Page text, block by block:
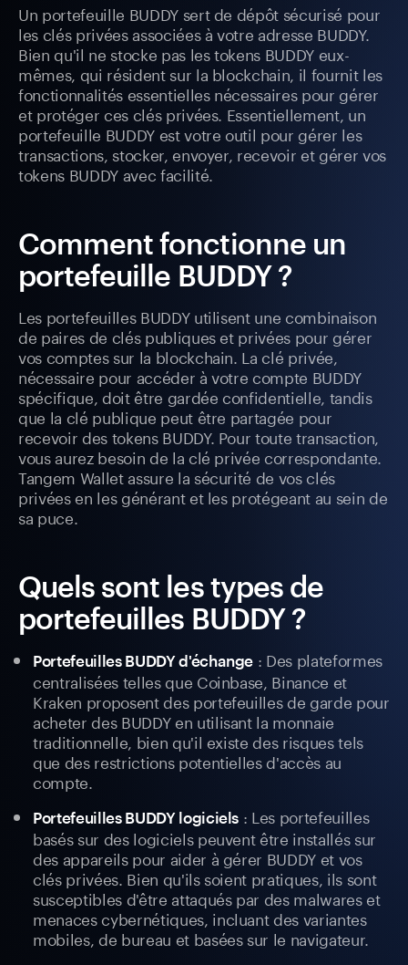
Un portefeuille BUDDY sert de dépôt sécurisé pour
les clés privées associées à votre adresse BUDDY.
Bien qu'il ne stocke pas les tokens BUDDY eux-
mêmes, qui résident sur la blockchain, il fournit les
fonctionnalités essentielles nécessaires pour gérer
et protéger ces clés privées. Essentiellement, un
portefeuille BUDDY est votre outil pour gérer les
transactions, stocker, envoyer, recevoir et gérer vos
tokens BUDDY avec facilité.
Comment fonctionne un
portefeuille BUDDY ?
Les portefeuilles BUDDY utilisent une combinaison
de paires de clés publiques et privées pour gérer
vos comptes sur la blockchain. La clé privée,
nécessaire pour accéder à votre compte BUDDY
spécifique, doit être gardée confidentielle, tandis
que la clé publique peut être partagée pour
recevoir des tokens BUDDY. Pour toute transaction,
vous aurez besoin de la clé privée correspondante.
Tangem Wallet assure la sécurité de vos clés
privées en les générant et les protégeant au sein de
sa puce.
Quels sont les types de
portefeuilles BUDDY ?
Portefeuilles BUDDY d'échange : Des plateformes
centralisées telles que Coinbase, Binance et
Kraken proposent des portefeuilles de garde pour
acheter des BUDDY en utilisant la monnaie
traditionnelle, bien qu'il existe des risques tels
que des restrictions potentielles d'accès au
compte.
Portefeuilles BUDDY logiciels : Les portefeuilles
basés sur des logiciels peuvent être installés sur
des appareils pour aider à gérer BUDDY et vos
clés privées. Bien qu'ils soient pratiques, ils sont
susceptibles d'être attaqués par des malwares et
menaces cybernétiques, incluant des variantes
mobiles, de bureau et basées sur le navigateur.